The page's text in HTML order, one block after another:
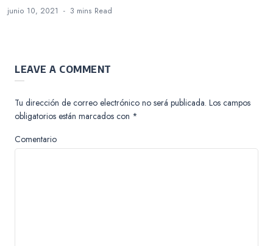
junio 10, 2021 3 mins Read
LEAVE A COMMENT
Tu dirección de correo electrónico no será publicada. Los campos
obligatorios están marcados con *
Comentario